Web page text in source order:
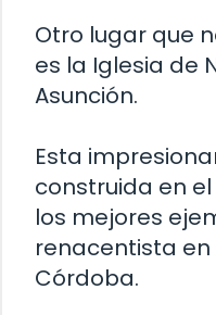
Otro lugar que
es la Iglesia de
Asunción.
Esta
construida en el
los mejores
renacentista
Córdoba.